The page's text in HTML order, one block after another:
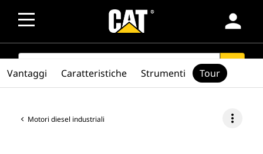
person
SEARCH search
Motori diesel industriali more_vert
Vantaggi Caratteristiche Strumenti Tour